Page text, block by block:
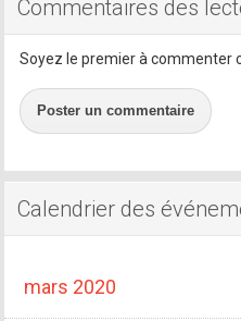
Commentaires des
Soyez le premier à commenter
Poster un commentaire
Calendrier des
mars 2020